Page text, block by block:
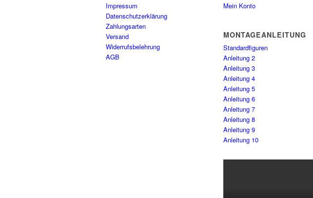
Impressum
Datenschutzerklärung
Zahlungsarten
Versand
Widerrufsbelehrung
AGB
Mein Konto
MONTAGEANLEITUNG
Standardfiguren
Anleitung 2
Anleitung 3
Anleitung 4
Anleitung 5
Anleitung 6
Anleitung 7
Anleitung 8
Anleitung 9
Anleitung 10